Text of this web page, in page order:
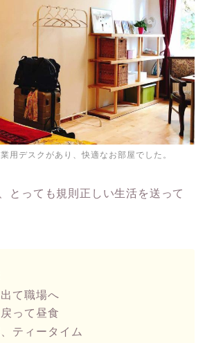
用デスクがあり、快適なお部屋でした。
とっても規則正しい生活を送って
て職場へ
って昼食
ティータイム